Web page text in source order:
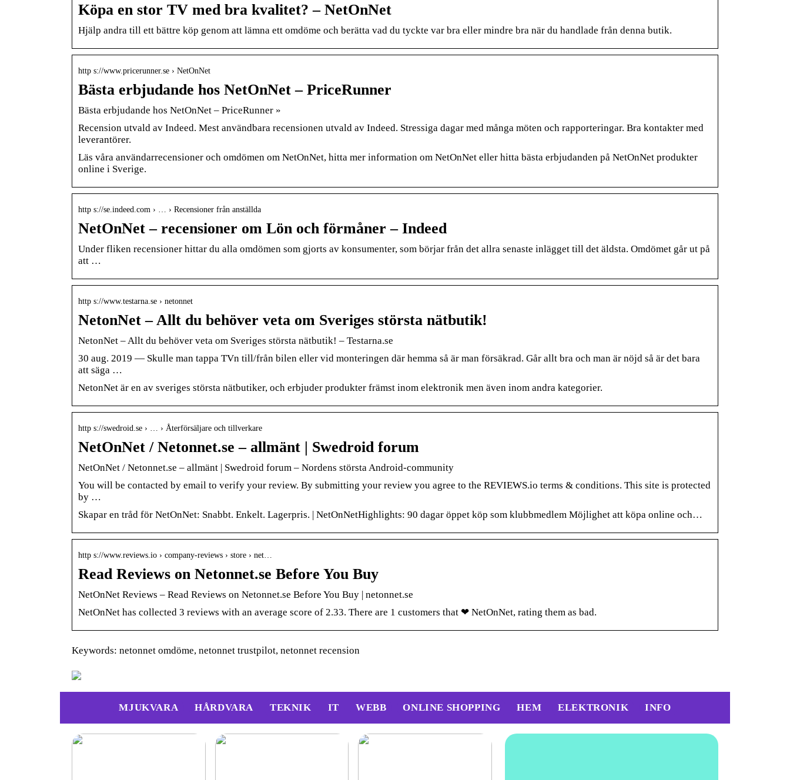
Köpa en stor TV med bra kvalitet? – NetOnNet
Hjälp andra till ett bättre köp genom att lämna ett omdöme och berätta vad du tyckte var bra eller mindre bra när du handlade från denna butik.
http s://www.pricerunner.se › NetOnNet
Bästa erbjudande hos NetOnNet – PriceRunner
Bästa erbjudande hos NetOnNet – PriceRunner »
Recension utvald av Indeed. Mest användbara recensionen utvald av Indeed. Stressiga dagar med många möten och rapporteringar. Bra kontakter med
leverantörer.
Läs våra användarrecensioner och omdömen om NetOnNet, hitta mer information om NetOnNet eller hitta bästa erbjudanden på NetOnNet produkter
online i Sverige.
http s://se.indeed.com › … › Recensioner från anställda
NetOnNet – recensioner om Lön och förmåner – Indeed
Under fliken recensioner hittar du alla omdömen som gjorts av konsumenter, som börjar från det allra senaste inlägget till det äldsta. Omdömet går ut på
att …
http s://www.testarna.se › netonnet
NetonNet – Allt du behöver veta om Sveriges största nätbutik!
NetonNet – Allt du behöver veta om Sveriges största nätbutik! – Testarna.se
30 aug. 2019 — Skulle man tappa TVn till/från bilen eller vid monteringen där hemma så är man försäkrad. Går allt bra och man är nöjd så är det bara
att säga …
NetonNet är en av sveriges största nätbutiker, och erbjuder produkter främst inom elektronik men även inom andra kategorier.
http s://swedroid.se › … › Återförsäljare och tillverkare
NetOnNet / Netonnet.se – allmänt | Swedroid forum
NetOnNet / Netonnet.se – allmänt | Swedroid forum – Nordens största Android-community
You will be contacted by email to verify your review. By submitting your review you agree to the REVIEWS.io terms & conditions. This site is protected
by …
Skapar en tråd för NetOnNet: Snabbt. Enkelt. Lagerpris. | NetOnNetHighlights: 90 dagar öppet köp som klubbmedlem Möjlighet att köpa online och…
http s://www.reviews.io › company-reviews › store › net…
Read Reviews on Netonnet.se Before You Buy
NetOnNet Reviews – Read Reviews on Netonnet.se Before You Buy | netonnet.se
NetOnNet has collected 3 reviews with an average score of 2.33. There are 1 customers that ❤ NetOnNet, rating them as bad.
Keywords: netonnet omdöme, netonnet trustpilot, netonnet recension
MJUKVARA HÅRDVARA TEKNIK IT WEBB ONLINE SHOPPING HEM ELEKTRONIK INFO